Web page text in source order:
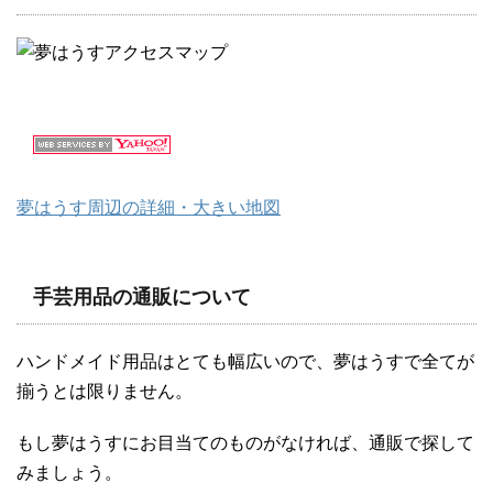
夢はうす周辺の詳細・大きい地図
手芸用品の通販について
ハンドメイド用品はとても幅広いので、夢はうすで全てが
揃うとは限りません。
もし夢はうすにお目当てのものがなければ、通販で探して
みましょう。